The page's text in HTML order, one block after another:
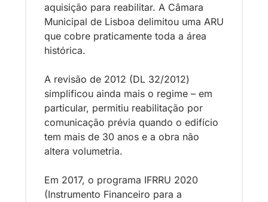
aquisição para reabilitar. A Câmara
Municipal de Lisboa delimitou uma ARU
que cobre praticamente toda a área
histórica.
A revisão de 2012 (DL 32/2012)
simplificou ainda mais o regime – em
particular, permitiu reabilitação por
comunicação prévia quando o edifício
tem mais de 30 anos e a obra não
altera volumetria.
Em 2017, o programa IFRRU 2020
(Instrumento Financeiro para a